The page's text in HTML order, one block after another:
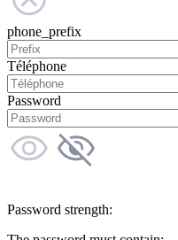
phone_prefix
Téléphone
Password
Password strength: